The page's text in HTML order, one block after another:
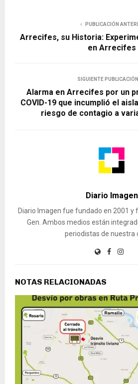
PUBLICACIÓN
Arrecifes, su Historia:
en Arrecifes
SIGUIENTE PUBLICACIÓN
Alarma en Arrecifes por un
COVID-19 que incumplió el
riesgo de contagio a
Diario Imagen
Diario Imagen fue fundado en 2001 y
Gen. Ambos medios están
periodistas de nuestra
NOTAS RELACIONADAS